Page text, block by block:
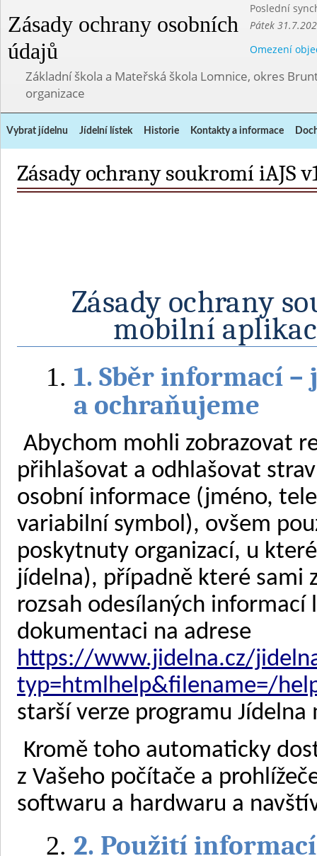
Zásady ochrany osobních
údajů
Poslední
Pátek
Omezení
Základní škola a Mateřská škola Lomnice, okres
organizace
Vybrat jídelnu Jídelní lístek Historie Kontakty a informace